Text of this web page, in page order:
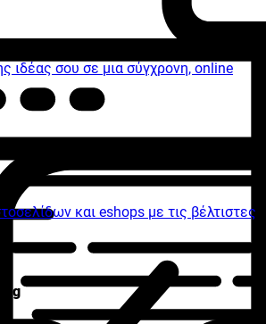
ιδέας σου σε μια σύγχρονη, online
και eshops με τις βέλτιστες